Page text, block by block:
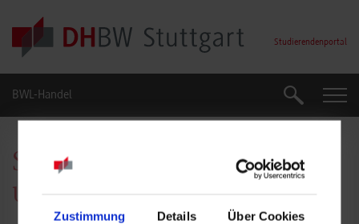
Zustimmung Details Über Cookies
Skip to main content
Studierendenportal
BWL-Handel Suche
Studienverlauf und Studien-
und Modulpläne